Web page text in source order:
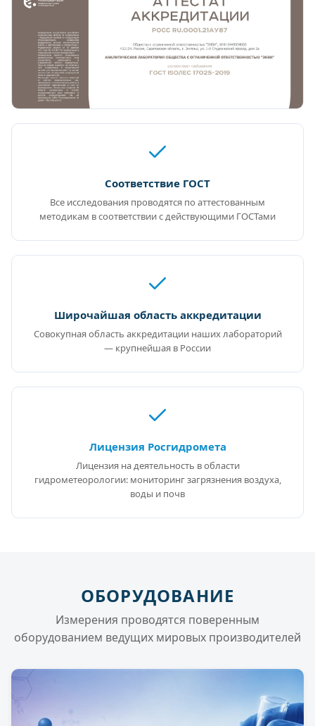
Соответствие ГОСТ
Все исследования проводятся по аттестованным
методикам в соответствии с действующими ГОСТами
Широчайшая область аккредитации
Совокупная область аккредитации наших лабораторий
— крупнейшая в России
Лицензия Росгидромета
Лицензия на деятельность в области
гидрометеорологии: мониторинг загрязнения воздуха,
воды и почв
ОБОРУДОВАНИЕ
Измерения проводятся поверенным
оборудованием ведущих мировых производителей